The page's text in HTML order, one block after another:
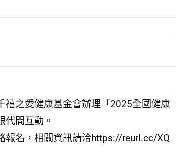
禧之愛健康基金會辦理「2025全國健康
代間互動。
報名，相關資訊請洽https://reurl.cc/XQ